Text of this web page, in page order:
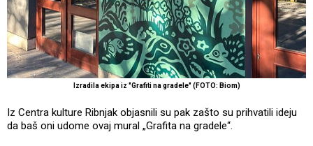
Izradila ekipa iz "Grafiti na gradele" (FOTO: Biom)
Iz Centra kulture Ribnjak objasnili su pak zašto su prihvatili ideju
da baš oni udome ovaj mural „Grafita na gradele“.